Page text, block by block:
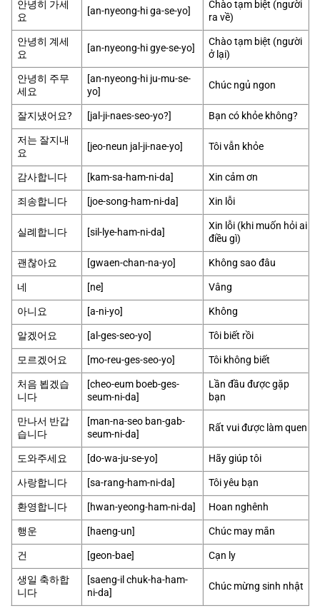
안녕히 가세
요
[an-nyeong-hi ga-se-yo]
Chào tạm biệt (người
ra về)
안녕히 계세
요
[an-nyeong-hi gye-se-yo]
Chào tạm biệt (người
ở lại)
안녕히 주무
세요
[an-nyeong-hi ju-mu-se-
yo]
Chúc ngủ ngon
잘지냈어요? [jal-ji-naes-seo-yo?]
Bạn có khỏe không?
저는 잘지내
요
[jeo-neun jal-ji-nae-yo] Tôi vẫn khỏe
감사합니다 [kam-sa-ham-ni-da]
Xin cảm ơn
죄송합니다
[joe-song-ham-ni-da] Xin lỗi
실례합니다 [sil-lye-ham-ni-da]
Xin lỗi (khi muốn hỏi ai
điều gì)
괜찮아요
[gwaen-chan-na-yo]
Không sao đâu
네
[ne]
Vâng
아니요
[a-ni-yo]
Không
알겠어요
[al-ges-seo-yo]
Tôi biết rồi
모르겠어요
[mo-reu-ges-seo-yo]
Tôi không biết
처음 뵙겠습
니다
[cheo-eum boeb-ges-
seum-ni-da]
Lần đầu được gặp
bạn
만나서 반갑
습니다
[man-na-seo ban-gab-
seum-ni-da]
Rất vui được làm quen
도와주세요 [do-wa-ju-se-yo]
Hãy giúp tôi
사랑합니다
[sa-rang-ham-ni-da]
Tôi yêu bạn
환영합니다
[hwan-yeong-ham-ni-da]
Hoan nghênh
행운
[haeng-un]
Chúc may mắn
건
[geon-bae]
Cạn ly
생일 축하합
니다
[saeng-il chuk-ha-ham-
ni-da]
Chúc mừng sinh nhật